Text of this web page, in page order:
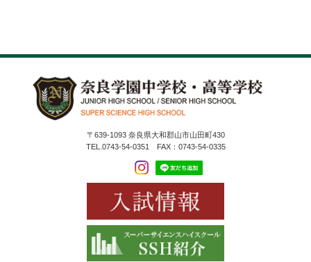
〒639-1093 奈良県大和郡山市山田町430
TEL.0743-54-0351 FAX：0743-54-0335